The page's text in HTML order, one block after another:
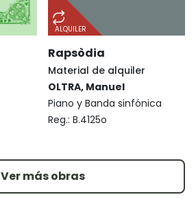
ALQUILER
Rapsòdia
Material de alquiler
OLTRA, Manuel
Piano y Banda sinfónica
Reg.: B.4125o
Ver más obras